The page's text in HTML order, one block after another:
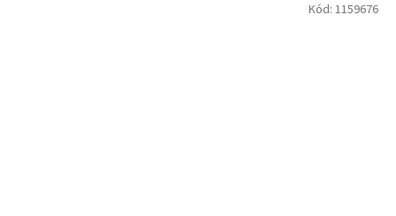
Kód: 1159676